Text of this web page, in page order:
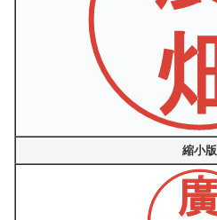
縮小版